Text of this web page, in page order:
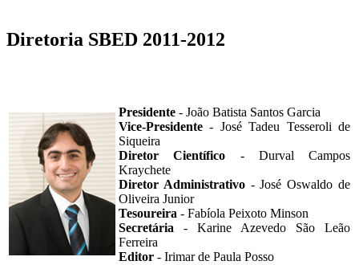
Diretoria SBED 2011-2012
Presidente - João Batista Santos Garcia
Vice-Presidente - José Tadeu Tesseroli de
Siqueira
Diretor Científico - Durval Campos
Kraychete
Diretor Administrativo- José Oswaldo de
Oliveira Junior
Tesoureira - Fabíola Peixoto Minson
Secretária - Karine Azevedo São Leão
Ferreira
Editor - Irimar de Paula Posso